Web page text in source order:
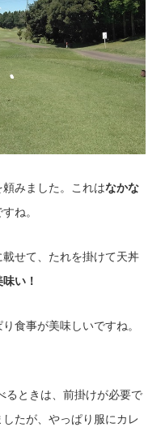
頼みました。これはなかな
ね。
せて、たれを掛けて天丼
い！
食事が美味しいですね。
るときは、前掛けが必要で
たが、やっぱり服にカレ